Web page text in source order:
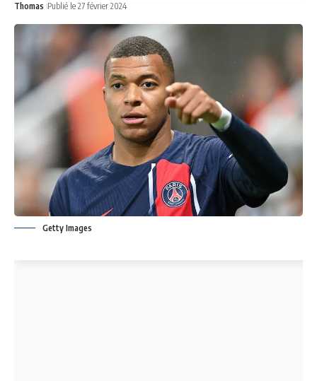
Thomas Publié le 27 février 2024
Getty Images